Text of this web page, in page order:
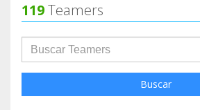
119Teamers
Buscar